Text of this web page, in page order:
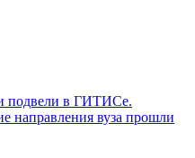
подвели в ГИТИСе.
направления вуза прошли